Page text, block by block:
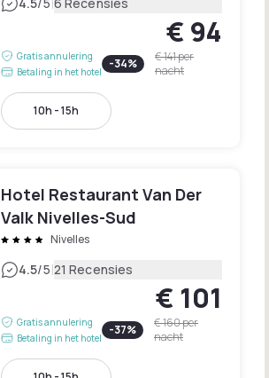
Gratis annulering
Betaling in het hotel
€ 94
-34% € 141per
nacht
10h - 15h
Hotel Restaurant Van Der
Valk Nivelles-Sud
Nivelles
4.5/5|21 Recensies
Gratis annulering
Betaling in het hotel
€ 101
-37% € 160per
nacht